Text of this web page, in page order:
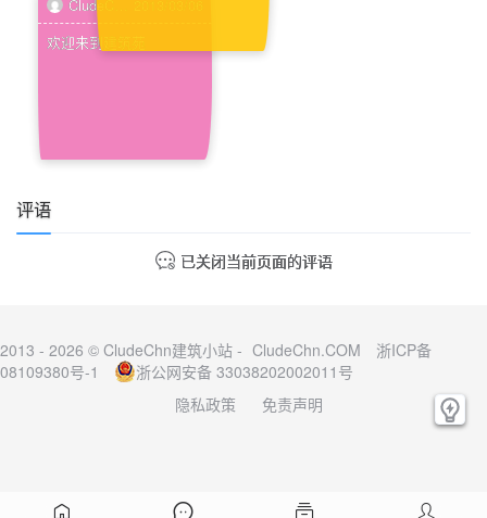
欢迎来到建筑苑
评语
已关闭当前页面的评语
2013 - 2026 © CludeChn建筑小站 - CludeChn.COM
浙ICP备
08109380号-1
浙公网安备 33038202002011号
隐私政策
免责声明